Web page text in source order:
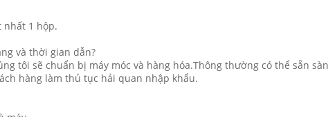
nhất 1 hộp.
và thời gian dẫn?
tôi sẽ chuẩn bị máy móc và hàng hóa.Thông thường có thể sẵn
hàng làm thủ tục hải quan nhập khẩu.